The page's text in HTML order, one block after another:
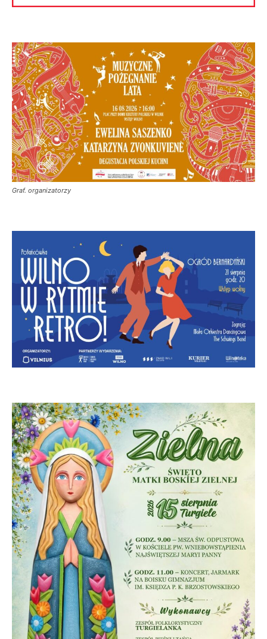
Graf. organizatorzy